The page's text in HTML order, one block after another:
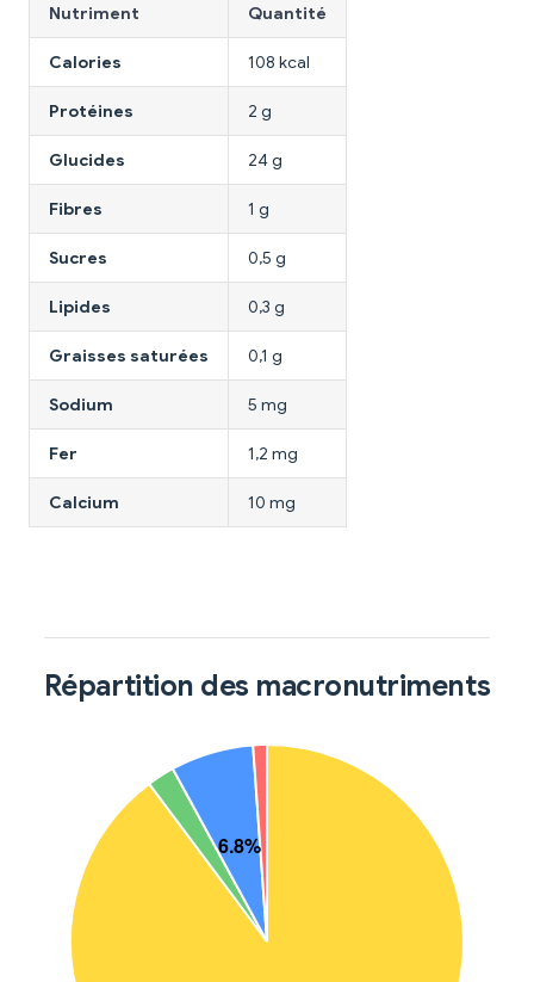
Nutriment Quantité
Calories 108 kcal
Protéines 2 g
Glucides 24 g
Fibres 1 g
Sucres 0,5 g
Lipides 0,3 g
Graisses saturées 0,1 g
Sodium 5 mg
Fer 1,2 mg
Calcium 10 mg
Répartition des macronutriments